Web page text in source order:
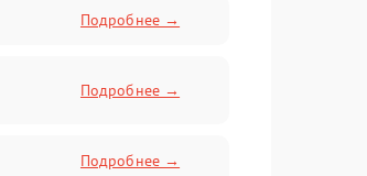
Подробнее →
Подробнее →
Подробнее →